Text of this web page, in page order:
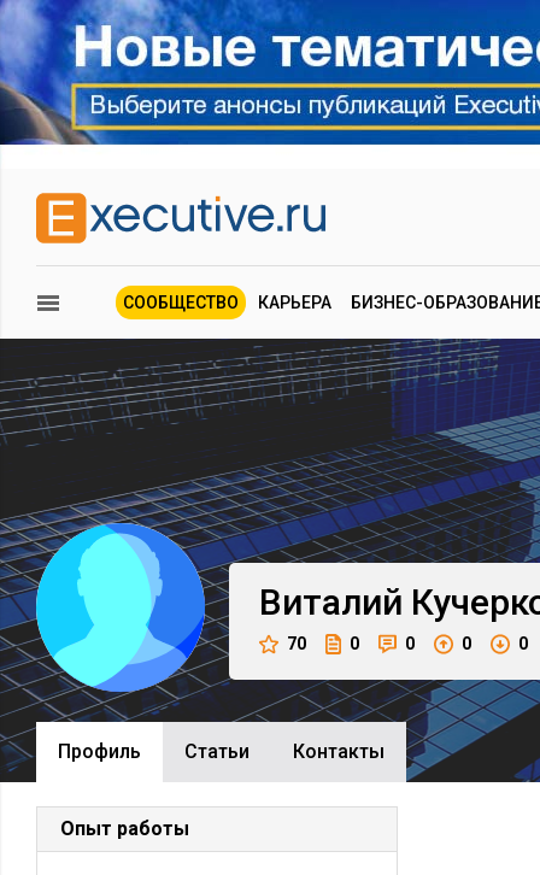
СООБЩЕСТВО КАРЬЕРА БИЗНЕС-
Виталий
70 0 0 0 0
Профиль Cтатьи Контакты
Опыт работы